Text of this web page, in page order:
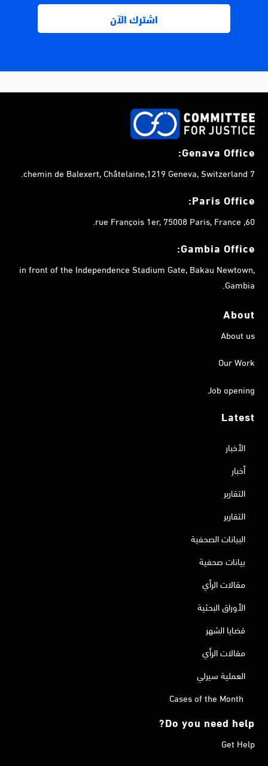
Genava Office:
7 chemin de Balexert, Châtelaine,1219 Geneva, Switzerland.
Paris Office:
60, rue François 1er, 75008 Paris, France.
Gambia Office:
in front of the Independence Stadium Gate, Bakau Newtown,
Gambia.
About
About us
Our Work
Job opening
Latest
الأخبار
أخبار
التقارير
التقارير
البيانات الصحفية
بيانات صحفية
مقالات الرأي
الأوراق البحثية
قضايا الشهر
مقالات الرأي
العملية سيرلي
Cases of the Month
Do you need help?
Get Help